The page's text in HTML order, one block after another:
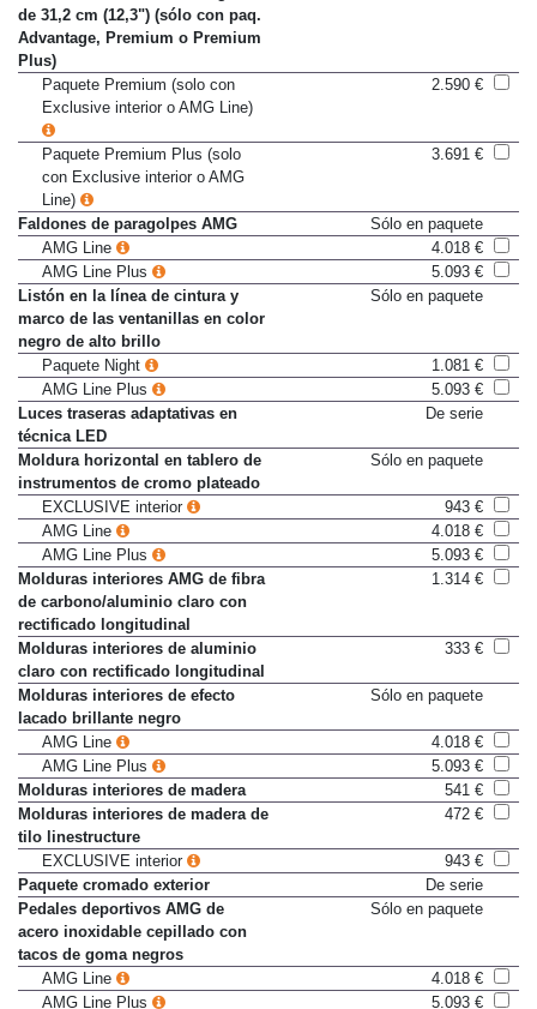
Cuadro de instrumentos digital
de 31,2 cm (12,3") (sólo con paq.
Advantage, Premium o Premium
Plus)
Paquete Premium (solo con
Exclusive interior o AMG Line)
Paquete Premium Plus (solo
con Exclusive interior o AMG
Line)
Faldones de paragolpes AMG
Sólo en paquete
AMG Line
4.018 €
AMG Line Plus
5.093 €
Listón en la línea de cintura y
marco de las ventanillas en color
negro de alto brillo
Paquete Night
1.081 €
AMG Line Plus
5.093 €
Luces traseras adaptativas en
técnica LED
Moldura horizontal en tablero de
instrumentos de cromo plateado
EXCLUSIVE interior
943 €
AMG Line
4.018 €
AMG Line Plus
5.093 €
Molduras interiores AMG de fibra
de carbono/aluminio claro con
rectificado longitudinal
Molduras interiores de aluminio
claro con rectificado longitudinal
Molduras interiores de efecto
lacado brillante negro
AMG Line
4.018 €
AMG Line Plus
5.093 €
Molduras interiores de madera
541 €
Molduras interiores de madera de
tilo linestructure
EXCLUSIVE interior
943 €
Paquete cromado exterior
De serie
Pedales deportivos AMG de
acero inoxidable cepillado con
tacos de goma negros
AMG Line
4.018 €